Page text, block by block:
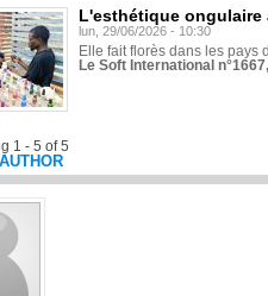
L'esthétique
lun, 29/06/2026 - 10:30
Elle fait florès dans les pays
Le Soft International
1 - 5 of 5